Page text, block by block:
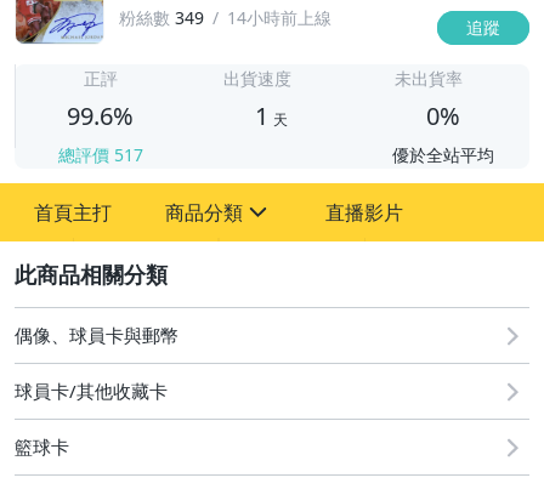
粉絲數 349 14小時前上線 追蹤
正評
99.6%
總評價 517
出貨速度
1 天
未出貨率
0%
優於全站平均
首頁主打 商品分類
玩具、模型與公仔
直播影片
偶像、球員卡與郵幣
球員卡/其他收藏卡
籃球卡